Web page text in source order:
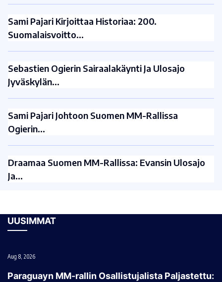
Sami Pajari Kirjoittaa Historiaa: 200.
Suomalaisvoitto…
Sebastien Ogierin Sairaalakäynti Ja Ulosajo
Jyväskylän…
Sami Pajari Johtoon Suomen MM-Rallissa
Ogierin…
Draamaa Suomen MM-Rallissa: Evansin Ulosajo
Ja…
UUSIMMAT
Aug 8, 2026
Paraguayn MM-rallin Osallistujalista Paljastettu: